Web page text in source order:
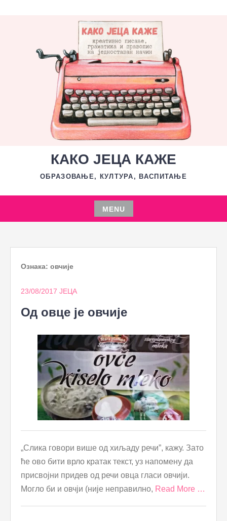
КАКО ЈЕЦА КАЖЕ
ОБРАЗОВАЊЕ, КУЛТУРА, ВАСПИТАЊЕ
MENU
Skip
content
Ознака: овчије
23/08/2017 ЈЕЦА
Од овце је овчије
„Слика говори више од хиљаду речи”, кажу. Зато
ће ово бити врло кратак текст, уз напомену да
присвојни придев од речи овца гласи овчији.
Могло би и овчји (није неправилно, Read More …